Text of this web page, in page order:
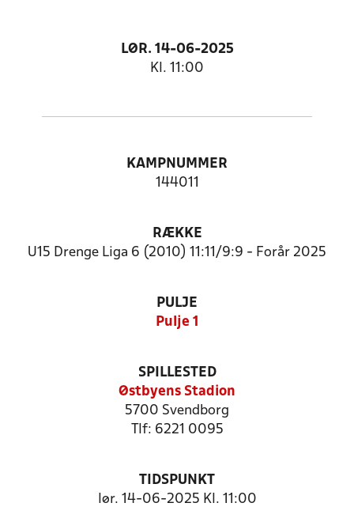
LØR. 14-06-2025
Kl. 11:00
KAMPNUMMER
144011
RÆKKE
U15 Drenge Liga 6 (2010) 11:11/9:9 - Forår 2025
PULJE
Pulje 1
SPILLESTED
Østbyens Stadion
5700 Svendborg
Tlf: 6221 0095
TIDSPUNKT
lør. 14-06-2025 Kl. 11:00